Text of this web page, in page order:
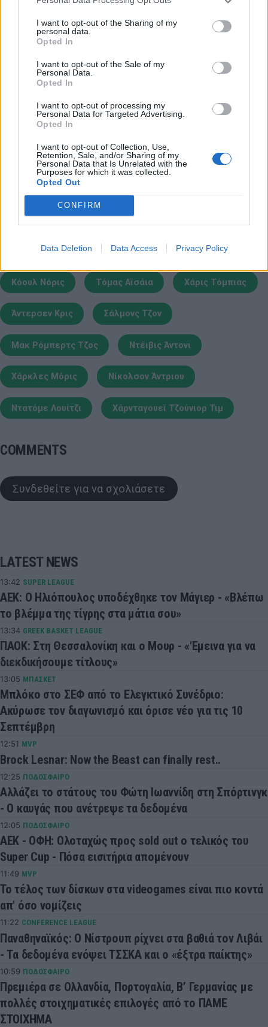
I want to opt-out of the Sharing of my
personal data.
Opted In
I want to opt-out of the Sale of my
Personal Data.
Opted In
I want to opt-out of processing my
Personal Data for Targeted Advertising.
Opted In
I want to opt-out of Collection, Use,
Retention, Sale, and/or Sharing of my
Personal Data that Is Unrelated with the
Purposes for which it was collected.
Opted Out
CONFIRM
Data Deletion Data Access Privacy Policy
νέο Mobile App
Ντράγκιτς Γκόραν
Πρινς Ταϊσόν Γιερέμπκο Γιόνας
Ντράγκιτς Ζόραν
Θόρντον Μάρκους Ντάγκλας Τόνεϊ
Ουίλιαμς Σόουν Ουίλιαμς Μόντι
Κόουλ Νόρις Τόμας Αϊσάια Χάρις Τόμπιας
Άντερσεν Κρις Σάλμονς Τζον
Μακ Ρόμπερτς Τζος Ντέιβις Άντονι
Χάρκλες Μόρις Νίκολσον Άντριου
Ντατόμε Λουίτζι Χάρνταγουεϊ Τζούνιορ Τιμ
COMMENTS
Συνδεθείτε για να σχολιάσετε
LATEST NEWS
13:42 SUPER LEAGUE
ΑΕΚ: Ο Ηλιόπουλος υποδέχθηκε τον Μάγιερ - «Βλέπω
το βλέμμα της τίγρης στα μάτια σου»
13:34 GREEK BASKET LEAGUE
ΠΑΟΚ: Στη Θεσσαλονίκη και ο Μουρ - «'Εμεινα για να
διεκδικήσουμε τίτλους»
13:05 ΜΠΑΣΚΕΤ
Μπλόκο στο ΣΕΦ από το Ελεγκτικό Συνέδριο:
Ακύρωσε τον διαγωνισμό και όρισε νέο για τις 10
Σεπτέμβρη
12:51 MVP
Brock Lesnar: Now the Beast can finally rest..
12:25 ΠΟΔΟΣΦΑΙΡΟ
Αλλάζει το στάτους του Φώτη Ιωαννίδη στη Σπόρτινγκ
- Ο καυγάς που ανέτρεψε τα δεδομένα
12:05 ΠΟΔΟΣΦΑΙΡΟ
ΑΕΚ - ΟΦΗ: Ολοταχώς προς sold out ο τελικός του
Super Cup - Πόσα εισιτήρια απομένουν
11:49 MVP
Το τέλος των δίσκων στα videogames είναι πιο κοντά
απ' όσο νομίζεις
11:22 CONFERENCE LEAGUE
Παναθηναϊκός: Ο Νίστρουπ ρίχνει στα βαθιά τον Λιβάι
- Τα δεδομένα ενόψει ΤΣΣΚΑ και ο «έξτρα παίκτης»
10:59 ΠΟΔΟΣΦΑΙΡΟ
Πρεμιέρα σε Ολλανδία, Πορτογαλία, Β’ Γερμανίας με
πολλές στοιχηματικές επιλογές από το ΠΑΜΕ
ΣΤΟΙΧΗΜΑ